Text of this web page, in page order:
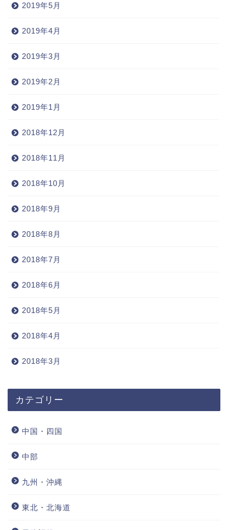
2019年5月
2019年4月
2019年3月
2019年2月
2019年1月
2018年12月
2018年11月
2018年10月
2018年9月
2018年8月
2018年7月
2018年6月
2018年5月
2018年4月
2018年3月
カテゴリー
中国・四国
中部
九州・沖縄
東北・北海道